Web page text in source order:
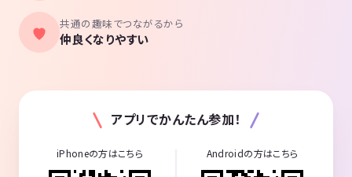
その後、転職して現在に至ります。
今でも北海道に帰った友達とは友達でLINE電話でお互いの心境を話して
います。
ろしくお願いします。
以上、みなさんからの応募をお待ちしております。
共通の趣味でつながるから
仲良くなりやすい
アプリでかんたん参加！
iPhoneの方はこちら Androidの方はこちら